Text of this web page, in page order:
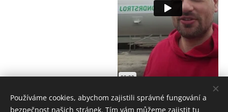
Používáme cookies, abychom zajistili správné fungování a
bezpečnost našich stránek. Tím vám můžeme zajistit tu